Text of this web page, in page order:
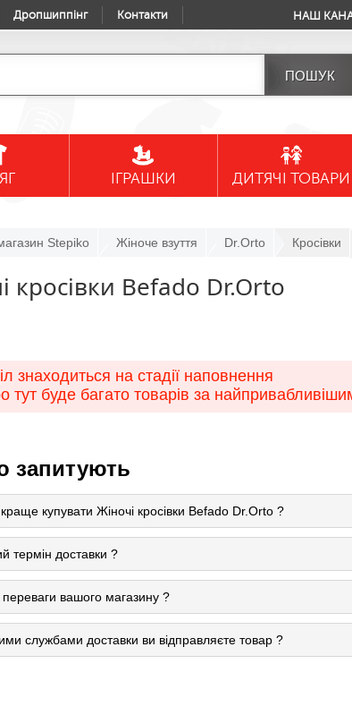
Дропшиппінг Контакти НАШ
ІГРАШКИ ДИТЯЧІ ТОВАРИ
Stepiko Жіноче взуття Dr.Orto Кросівки
кросівки Befado Dr.Orto
знаходиться на стадії наповнення
тут буде багато товарів за
запитують
купувати Жіночі кросівки Befado Dr.Orto ?
термін доставки ?
переваги вашого магазину ?
службами доставки ви відправляєте товар ?